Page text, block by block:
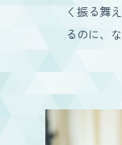
く振る舞
るのに、